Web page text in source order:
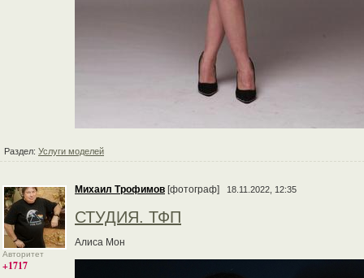
Раздел: Услуги моделей
Авторитет
+1717
Михаил Трофимов [фотограф] 18.11.2022, 12:35
СТУДИЯ. ТФП
Алиса Мон